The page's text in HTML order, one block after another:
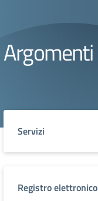
Argomenti
Servizi
Registro elettronico